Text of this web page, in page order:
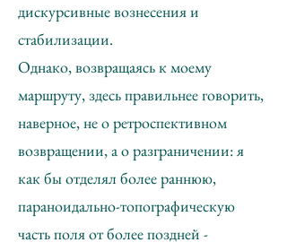
дискурсивные вознесения и
стабилизации.
Однако, возвращаясь к моему
маршруту, здесь правильнее говорить,
наверное, не о ретроспективном
возвращении, а о разграничении: я
как бы отделял более раннюю,
параноидально-топографическую
часть поля от более поздней -